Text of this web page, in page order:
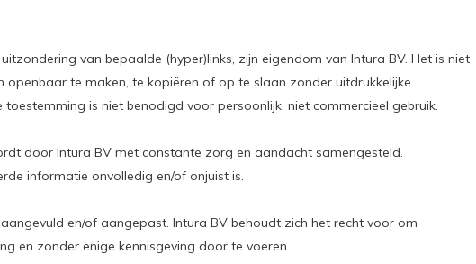
van bepaalde (hyper)links, zijn eigendom van Intura BV. Het is niet
te maken, te kopiëren of op te slaan zonder uitdrukkelijke
is niet benodigd voor persoonlijk, niet commercieel gebruik.
door Intura BV met constante zorg en aandacht samengesteld.
informatie onvolledig en/of onjuist is.
en/of aangepast. Intura BV behoudt zich het recht voor om
en zonder enige kennisgeving door te voeren.